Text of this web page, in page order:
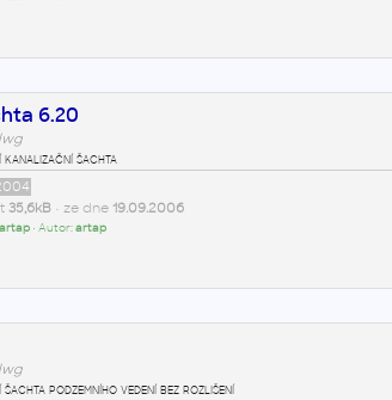
6.20
kanalizační šachta
35,6kB• ze dne 19.09.2006
artap• Autor:artap
podzemního vedení bez rozlišení